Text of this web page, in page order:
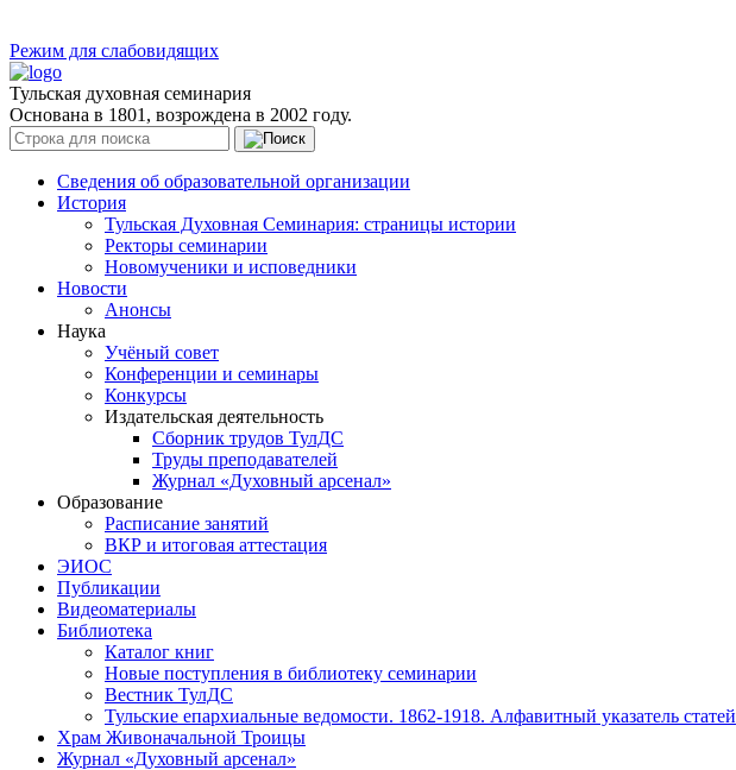
Режим для слабовидящих
Тульская духовная семинария
Основана в 1801, возрождена в 2002 году.
Сведения об образовательной организации
История
Тульская Духовная Семинария: страницы истории
Ректоры семинарии
Новомученики и исповедники
Новости
Анонсы
Наука
Учёный совет
Конференции и семинары
Конкурсы
Издательская деятельность
Сборник трудов ТулДС
Труды преподавателей
Журнал «Духовный арсенал»
Образование
Расписание занятий
ВКР и итоговая аттестация
ЭИОС
Публикации
Видеоматериалы
Библиотека
Каталог книг
Новые поступления в библиотеку семинарии
Вестник ТулДС
Тульские епархиальные ведомости. 1862-1918. Алфавитный указатель статей
Храм Живоначальной Троицы
Журнал «Духовный арсенал»